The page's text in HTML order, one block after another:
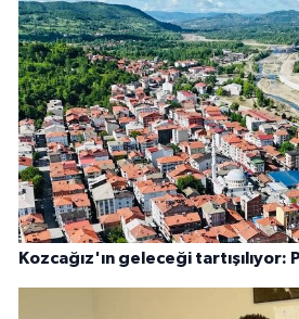
Kozcağız'ın geleceği tartışılıyor: